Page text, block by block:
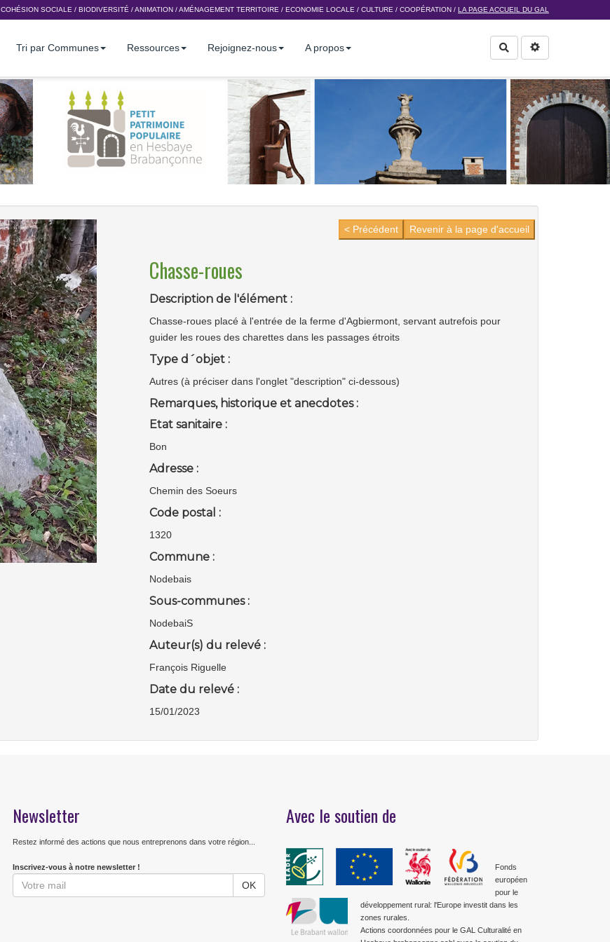
COHÉSION SOCIALE / BIODIVERSITÉ /ANIMATION /AMÉNAGEMENT TERRITOIRE / ECONOMIE LOCALE / CULTURE / COOPÉRATION / LA PAGE ACCUEIL DU GAL
Tri par Communes Ressources Rejoignez-nous A propos Rechercher
Revenir à la page d'accueil
< Précédent
Chasse-roues
Description de l'élément :
Chasse-roues placé à l'entrée de la ferme d'Agbiermont, servant autrefois pour
guider les roues des charettes dans les passages étroits
Type d´objet :
Autres (à préciser dans l'onglet "description" ci-dessous)
Remarques, historique et anecdotes :
Etat sanitaire :
Bon
Adresse :
Chemin des Soeurs
Code postal :
1320
Commune :
Nodebais
Sous-communes :
NodebaiS
Auteur(s) du relevé :
François Riguelle
Date du relevé :
15/01/2023
Newsletter
Restez informé des actions que nous entreprenons dans votre région...
Inscrivez-vous à notre newsletter !
Avec le soutien de
Fonds
européen
pour le
développement rural: l'Europe investit dans les
zones rurales.
Actions coordonnées pour le GAL Culturalité en